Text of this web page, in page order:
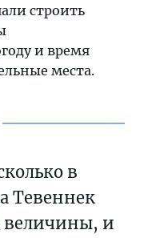
строить
и время
места.
в
Тевеннек
величины, и